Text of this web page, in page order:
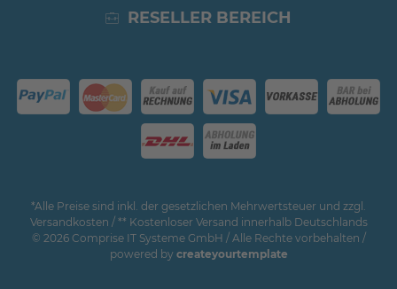
RESELLER BEREICH
*Alle Preise sind inkl. der gesetzlichen Mehrwertsteuer und zzgl.
Versandkosten / ** Kostenloser Versand innerhalb Deutschlands
© 2026 Comprise IT Systeme GmbH / Alle Rechte vorbehalten /
powered by createyourtemplate